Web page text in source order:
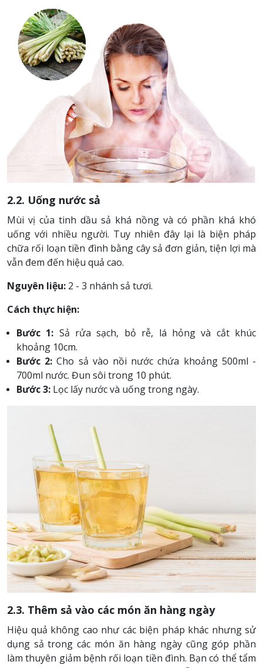
2.2. Uống nước sả
Mùi vị của tinh dầu sả khá nồng và có phần khá khó
uống với nhiều người. Tuy nhiên đây lại là biện pháp
chữa rối loạn tiền đình bằng cây sả đơn giản, tiện lợi mà
vẫn đem đến hiệu quả cao.
Nguyên liệu: 2 - 3 nhánh sả tươi.
Cách thực hiện:
Bước 1: Sả rửa sạch, bỏ rễ, lá hỏng và cắt khúc
khoảng 10cm.
Bước 2: Cho sả vào nồi nước chứa khoảng 500ml -
700ml nước. Đun sôi trong 10 phút.
Bước 3: Lọc lấy nước và uống trong ngày.
2.3. Thêm sả vào các món ăn hàng ngày
Hiệu quả không cao như các biện pháp khác nhưng sử
dụng sả trong các món ăn hàng ngày cũng góp phần
làm thuyên giảm bệnh rối loạn tiền đình. Bạn có thể tẩm